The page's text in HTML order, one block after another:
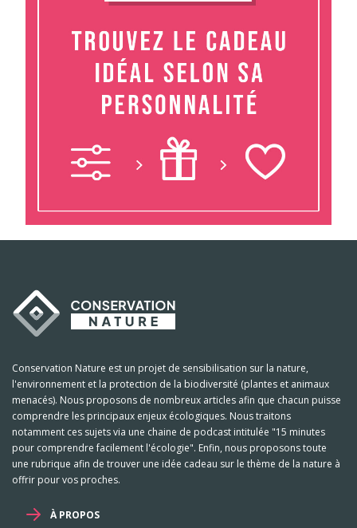
Conservation Nature est un projet de sensibilisation sur la nature,
l'environnement et la protection de la biodiversité (plantes et animaux
menacés). Nous proposons de nombreux articles afin que chacun puisse
comprendre les principaux enjeux écologiques. Nous traitons
notamment ces sujets via une chaine de podcast intitulée "15 minutes
pour comprendre facilement l'écologie". Enfin, nous proposons toute
une rubrique afin de trouver une idée cadeau sur le thème de la nature à
offrir pour vos proches.
À PROPOS